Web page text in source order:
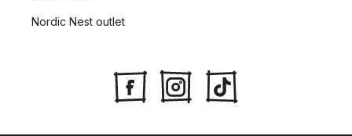
Nordic Nest outlet